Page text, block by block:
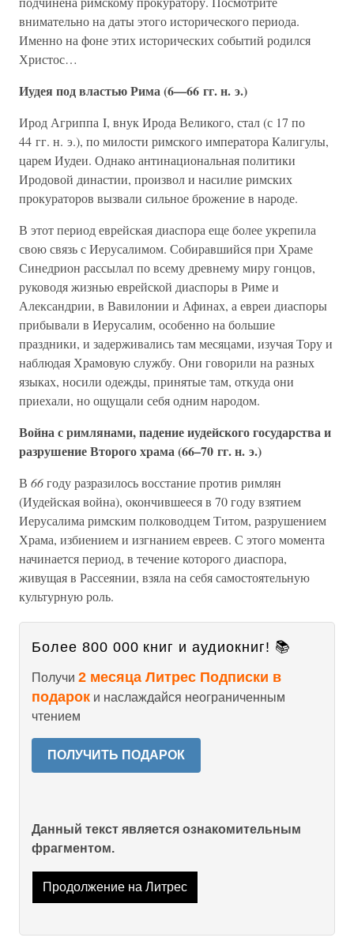
внимательно на даты этого исторического периода.
Именно на фоне этих исторических событий родился
Христос…
Иудея под властью Рима (6—66 гг. н. э.)
Ирод Агриппа I, внук Ирода Великого, стал (с 17 по
44 гг. н. э.), по милости римского императора Калигулы,
царем Иудеи. Однако антинациональная политики
Иродовой династии, произвол и насилие римских
прокураторов вызвали сильное брожение в народе.
В этот период еврейская диаспора еще более укрепила
свою связь с Иерусалимом. Собиравшийся при Храме
Синедрион рассылал по всему древнему миру гонцов,
руководя жизнью еврейской диаспоры в Риме и
Александрии, в Вавилонии и Афинах, а евреи диаспоры
прибывали в Иерусалим, особенно на большие
праздники, и задерживались там месяцами, изучая Тору и
наблюдая Храмовую службу. Они говорили на разных
языках, носили одежды, принятые там, откуда они
приехали, но ощущали себя одним народом.
Война с римлянами, падение иудейского государства и
разрушение Второго храма (66–70 гг. н. э.)
В 66году разразилось восстание против римлян
(Иудейская война), окончившееся в 70 году взятием
Иерусалима римским полководцем Титом, разрушением
Храма, избиением и изгнанием евреев. С этого момента
начинается период, в течение которого диаспора,
живущая в Рассеянии, взяла на себя самостоятельную
культурную роль.
Более 800 000 книг и аудиокниг! 📚
Получи 2 месяца Литрес Подписки в
подарок и наслаждайся неограниченным
чтением
ПОЛУЧИТЬ ПОДАРОК
Данный текст является ознакомительным
фрагментом.
Продолжение на Литрес